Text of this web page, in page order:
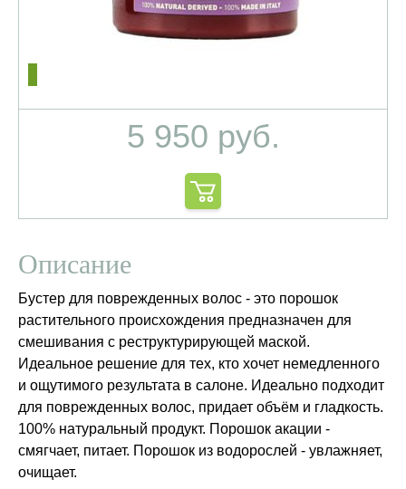
5 950 руб.
Описание
Бустер для поврежденных волос - это порошок
растительного происхождения предназначен для
смешивания с реструктурирующей маской.
Идеальное решение для тех, кто хочет немедленного
и ощутимого результата в салоне. Идеально подходит
для поврежденных волос, придает объём и гладкость.
100% натуральный продукт. Порошок акации -
смягчает, питает. Порошок из водорослей - увлажняет,
очищает.